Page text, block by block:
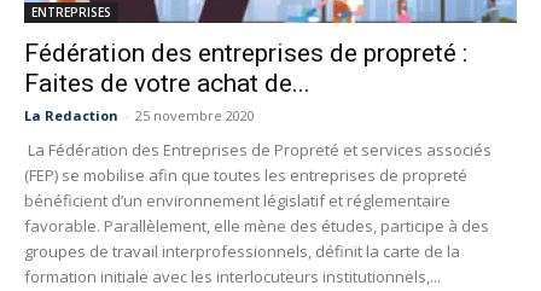
ENTREPRISES
Fédération des entreprises de propreté :
Faites de votre achat de...
La Redaction - 25 novembre 2020
La Fédération des Entreprises de Propreté et services associés
(FEP) se mobilise afin que toutes les entreprises de propreté
bénéficient d’un environnement législatif et réglementaire
favorable. Parallèlement, elle mène des études, participe à des
groupes de travail interprofessionnels, définit la carte de la
formation initiale avec les interlocuteurs institutionnels,...